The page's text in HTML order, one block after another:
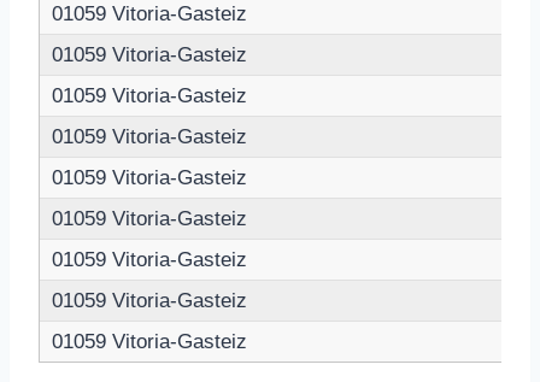
01059 Vitoria-Gasteiz
01059 Vitoria-Gasteiz
01059 Vitoria-Gasteiz
01059 Vitoria-Gasteiz
01059 Vitoria-Gasteiz
01059 Vitoria-Gasteiz
01059 Vitoria-Gasteiz
01059 Vitoria-Gasteiz
01059 Vitoria-Gasteiz